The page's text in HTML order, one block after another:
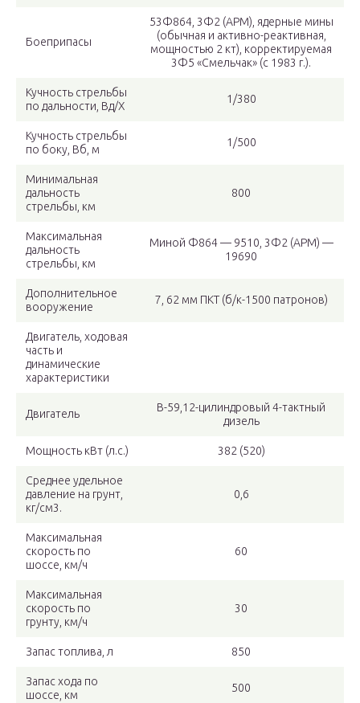
Боеприпасы
53Ф864, 3Ф2 (АРМ), ядерные мины
(обычная и активно-реактивная,
мощностью 2 кт), корректируемая
3Ф5 «Смельчак» (с 1983 г.).
Кучность стрельбы
по дальности, Вд/Х
1/380
Кучность стрельбы
по боку, Вб, м
1/500
Минимальная
дальность
стрельбы, км
800
Максимальная
дальность
стрельбы, км
Миной Ф864 — 9510, 3Ф2 (АРМ) —
19690
Дополнительное
вооружение
7, 62 мм ПКТ (б/к-1500 патронов)
Двигатель, ходовая
часть и
динамические
характеристики
Двигатель
В-59,12-цилиндровый 4-тактный
дизель
Мощность кВт (л.с.) 382 (520)
Среднее удельное
давление на грунт,
кг/см3.
0,6
Максимальная
скорость по
шоссе, км/ч
60
Максимальная
скорость по
грунту, км/ч
30
Запас топлива, л 850
Запас хода по
шоссе, км
500